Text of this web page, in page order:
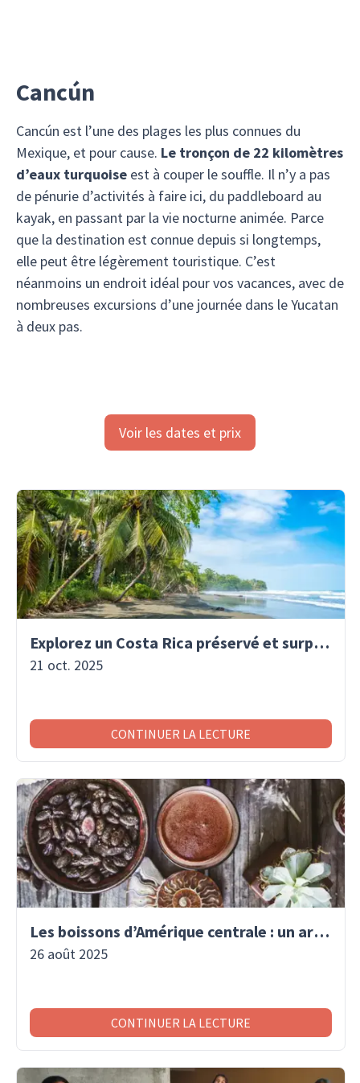
Cancún
Cancún est l’une des plages les plus connues du
Mexique, et pour cause. Le tronçon de 22 kilomètres
d’eaux turquoise est à couper le souffle. Il n’y a pas
de pénurie d’activités à faire ici, du paddleboard au
kayak, en passant par la vie nocturne animée. Parce
que la destination est connue depuis si longtemps,
elle peut être légèrement touristique. C’est
néanmoins un endroit idéal pour vos vacances, avec de
nombreuses excursions d’une journée dans le Yucatan
à deux pas.
Voir les dates et prix
Explorez un Costa Rica préservé et surprenant
21 oct. 2025
CONTINUER LA LECTURE
Les boissons d’Amérique centrale : un art de vivre traditionnel
26 août 2025
CONTINUER LA LECTURE